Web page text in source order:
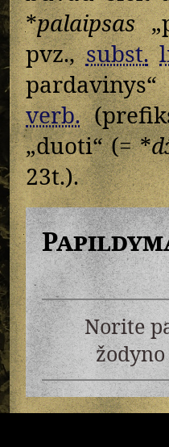
*palaipsas
pvz.,subst.
pardavinys“
verb.
„duoti“ (= *
23t.).
Norite